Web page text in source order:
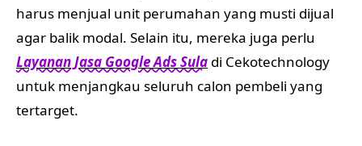
harus menjual unit perumahan yang musti dijual
agar balik modal. Selain itu, mereka juga perlu
Layanan Jasa Google Ads Sula di Cekotechnology
untuk menjangkau seluruh calon pembeli yang
tertarget.